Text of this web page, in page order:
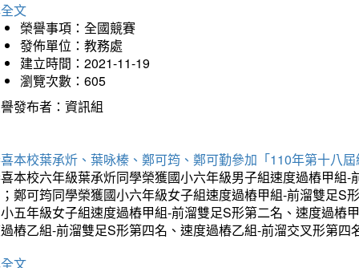
文
榮譽事項：全國競賽
發佈單位：教務處
建立時間：2021-11-19
瀏覽次數：605
發布者：資訊組
本校葉承炘、葉咏榛、鄭可筠、鄭可勤參加「110年第十八
本校六年級葉承炘同學榮獲國小六年級男子組速度過樁甲組
鄭可筠同學榮獲國小六年級女子組速度過樁甲組-前溜雙足S
五年級女子組速度過樁甲組-前溜雙足S形第二名、速度過樁
樁乙組-前溜雙足S形第四名、速度過樁乙組-前溜交叉形第四
文